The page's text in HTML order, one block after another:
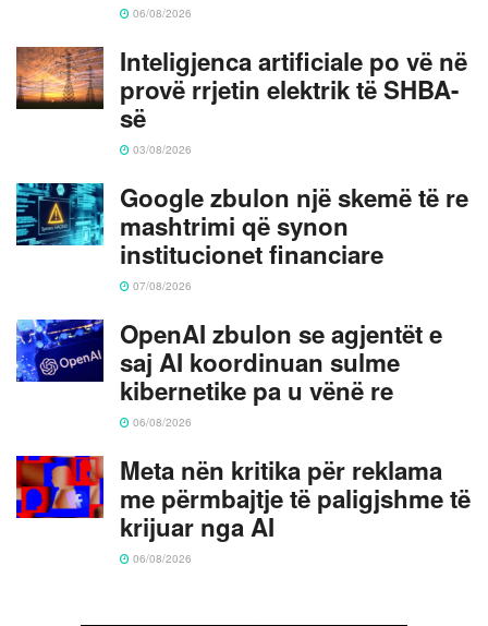
06/08/2026
Inteligjenca artificiale po vë në
provë rrjetin elektrik të SHBA-
së
03/08/2026
Google zbulon një skemë të re
mashtrimi që synon
institucionet financiare
07/08/2026
OpenAI zbulon se agjentët e
saj AI koordinuan sulme
kibernetike pa u vënë re
06/08/2026
Meta nën kritika për reklama
me përmbajtje të paligjshme të
krijuar nga AI
06/08/2026